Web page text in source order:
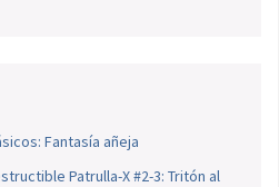
Fantasía añeja
Patrulla-X #2-3: Tritón al